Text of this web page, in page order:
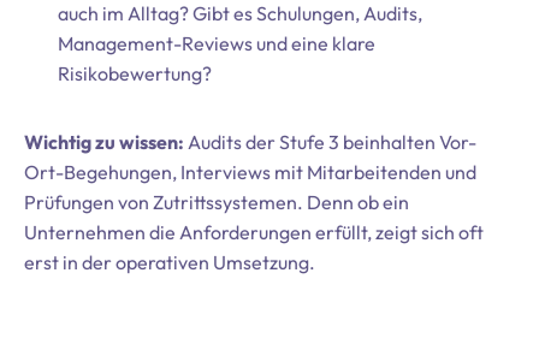
auch im Alltag? Gibt es Schulungen, Audits,
Management-Reviews und eine klare
Risikobewertung?
Wichtig zu wissen: Audits der Stufe 3 beinhalten Vor-
Ort-Begehungen, Interviews mit Mitarbeitenden und
Prüfungen von Zutrittssystemen. Denn ob ein
Unternehmen die Anforderungen erfüllt, zeigt sich oft
erst in der operativen Umsetzung.